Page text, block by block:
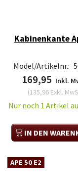
Kabinenkante
Model/Artikelnr.:
169,95 Inkl.
(135,96 Exkl.
Nur noch 1 Artikel
IN DEN
APE 50 E2